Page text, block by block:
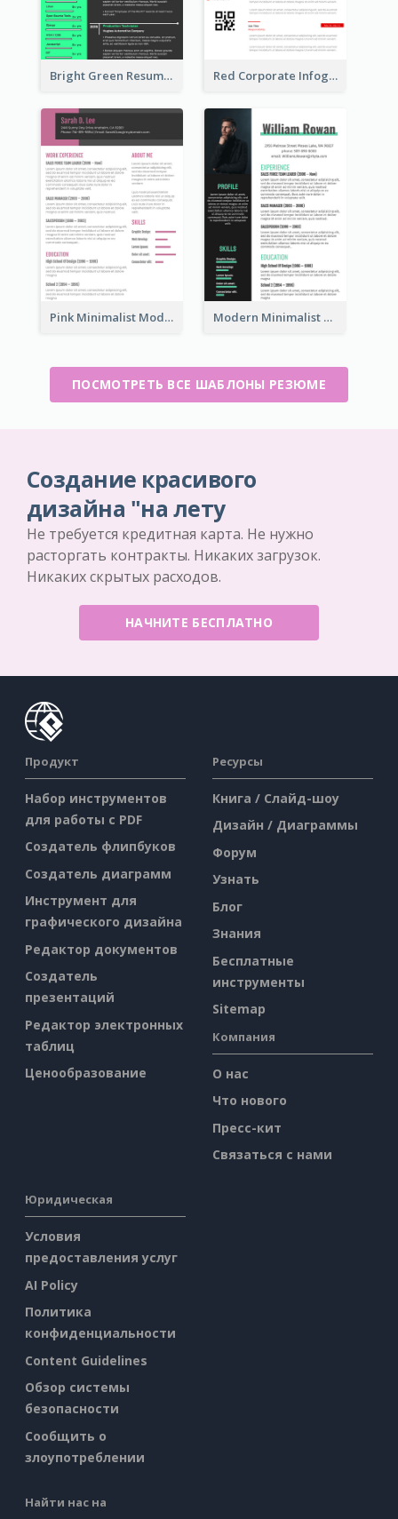
Bright Green Resume Red Corporate Infographic Resume
Pink Minimalist Modern Resume Modern Minimalist Marketing Resume
ПОСМОТРЕТЬ ВСЕ ШАБЛОНЫ РЕЗЮМЕ
Создание красивого
дизайна "на лету
Не требуется кредитная карта. Не нужно
расторгать контракты. Никаких загрузок.
Никаких скрытых расходов.
НАЧНИТЕ БЕСПЛАТНО
Продукт
Набор инструментов
для работы с PDF
Создатель флипбуков
Создатель диаграмм
Инструмент для
графического дизайна
Редактор документов
Создатель
презентаций
Редактор электронных
таблиц
Ценообразование
Ресурсы
Книга / Слайд-шоу
Дизайн / Диаграммы
Форум
Узнать
Блог
Знания
Бесплатные
инструменты
Sitemap
Компания
О нас
Что нового
Пресс-кит
Связаться с нами
Юридическая
Условия
предоставления услуг
AI Policy
Политика
конфиденциальности
Content Guidelines
Обзор системы
безопасности
Сообщить о
злоупотреблении
Найти нас на